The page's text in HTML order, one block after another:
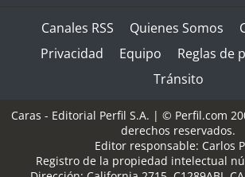
Canales RSS Quienes Somos
Privacidad
Equipo
Reglas de
Tránsito
Caras - Editorial Perfil S.A. | © Perfil.com
derechos reservados.
Editor responsable: Carlos
Registro de la propiedad intelectual